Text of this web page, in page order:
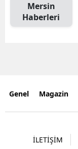
Mersin
Haberleri
Genel Magazin
İLETİŞİM